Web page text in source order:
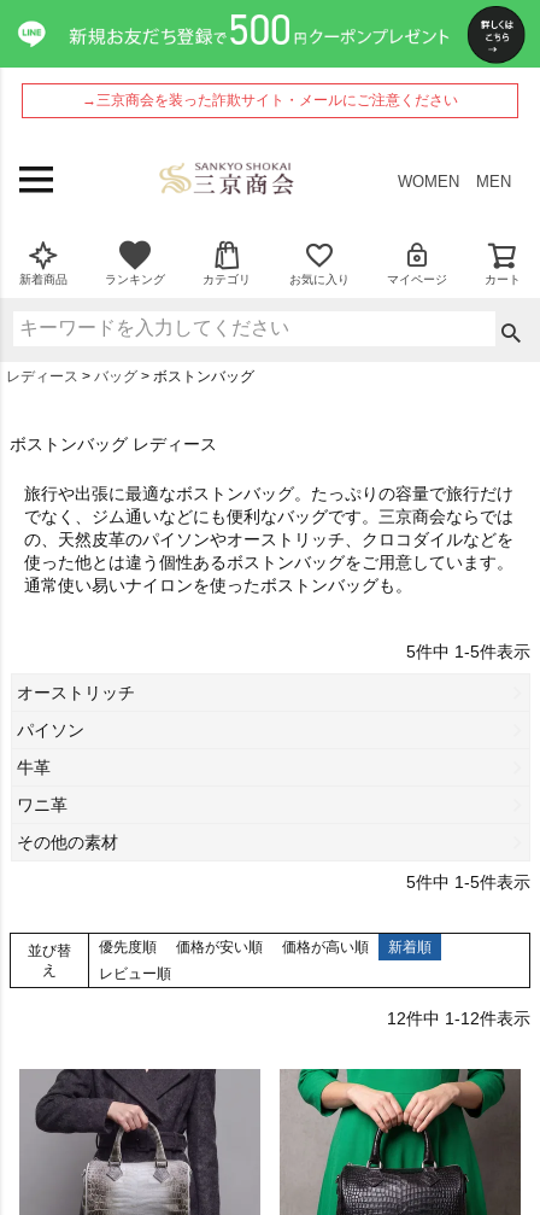
→三京商会を装った詐欺サイト・メールにご注意ください
WOMEN MEN
新着商品 ランキング カテゴリ お気に入り マイページ カート
レディース バッグ ボストンバッグ
ボストンバッグ レディース
旅行や出張に最適なボストンバッグ。たっぷりの容量で旅行だけ
でなく、ジム通いなどにも便利なバッグです。三京商会ならでは
の、天然皮革のパイソンやオーストリッチ、クロコダイルなどを
使った他とは違う個性あるボストンバッグをご用意しています。
通常使い易いナイロンを使ったボストンバッグも。
5件中 1-5件表示
オーストリッチ
パイソン
牛革
ワニ革
その他の素材
5件中 1-5件表示
並び替
え
優先度順 価格が安い順 価格が高い順
新着順
レビュー順
12件中 1-12件表示